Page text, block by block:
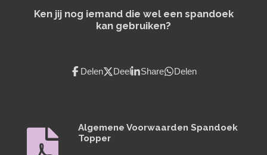
Ken jij nog iemand die wel een spandoek
kan gebruiken?
Delen Deel Share Delen
Algemene Voorwaarden Spandoek
Topper